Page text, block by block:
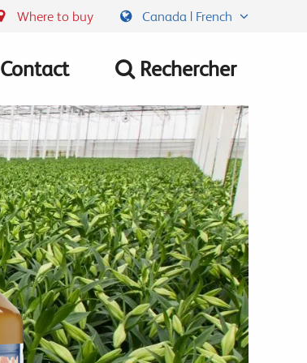
Where to buy Canada | French
Contact Rechercher